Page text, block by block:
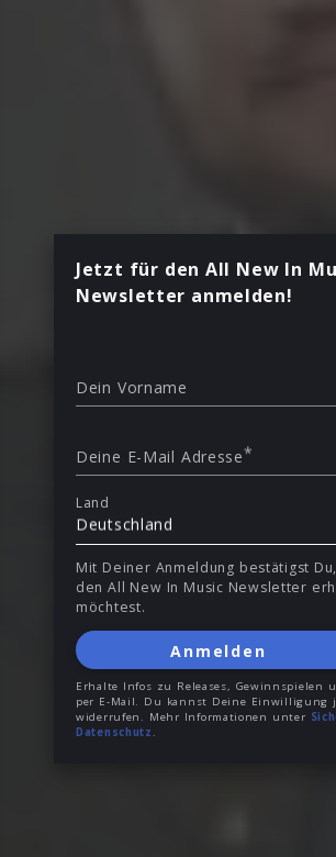
Jetzt für den All New In
Newsletter anmelden!
Dein Vorname
Deine E-Mail Adresse*
Land
Deutschland
Mit Deiner Anmeldung bestätigst
den All New In Music Newsletter
möchtest.
Anmelden
Erhalte Infos zu Releases, Gewinnspielen
per E-Mail. Du kannst Deine Einwilligung
widerrufen. Mehr Informationen unter
Datenschutz .